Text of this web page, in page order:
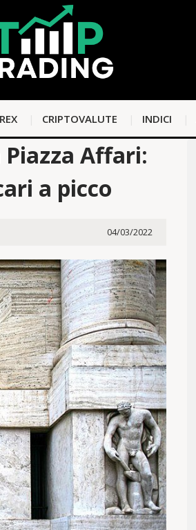
CRIPTOVALUTE INDICI
Affari:
a picco
04/03/2022